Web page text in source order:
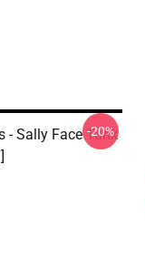
- Sally Face Tank
-20%